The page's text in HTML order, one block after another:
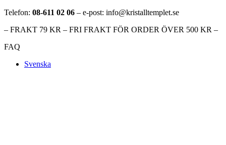
Telefon: 08-611 02 06 – e-post: info@kristalltemplet.se
– FRAKT 79 KR – FRI FRAKT FÖR ORDER ÖVER 500 KR –
FAQ
Svenska